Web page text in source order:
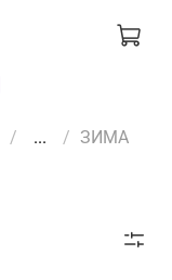
... ЗИМА